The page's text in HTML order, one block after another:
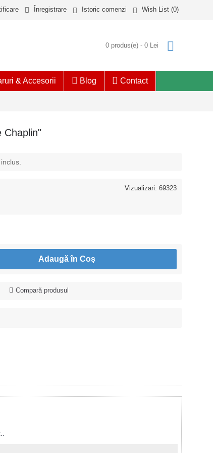
Înregistrare Istoric comenzi Wish List (0)
0 produs(e) - 0 Lei
& Accesorii Blog Contact
Chaplin"
Vizualizari: 69323
Adaugă în Coş
Compară produsul